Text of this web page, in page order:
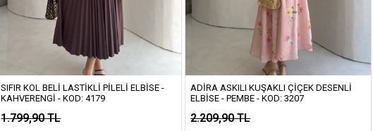
SIFIR KOL BELI LASTIKLI PILELI ELBISE -
KAHVERENGI - KOD: 4179
1.799,90 TL
ADIRA ASKILI KUŞAKLI ÇIÇEK DESENLI
ELBISE - PEMBE - KOD: 3207
2.209,90 TL